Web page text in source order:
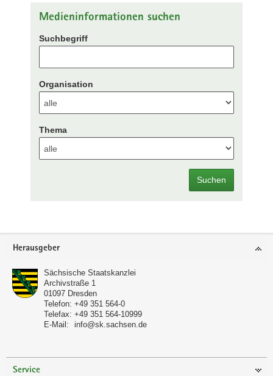
Medieninformationen suchen
Suchbegriff
Organisation
Thema
Suchen
Footer-
Herausgeber
Sächsische Staatskanzlei
Archivstraße 1
01097 Dresden
Telefon: +49 351 564-0
Telefax: +49 351 564-10999
E-Mail:
info@sk.sachsen.de
Service